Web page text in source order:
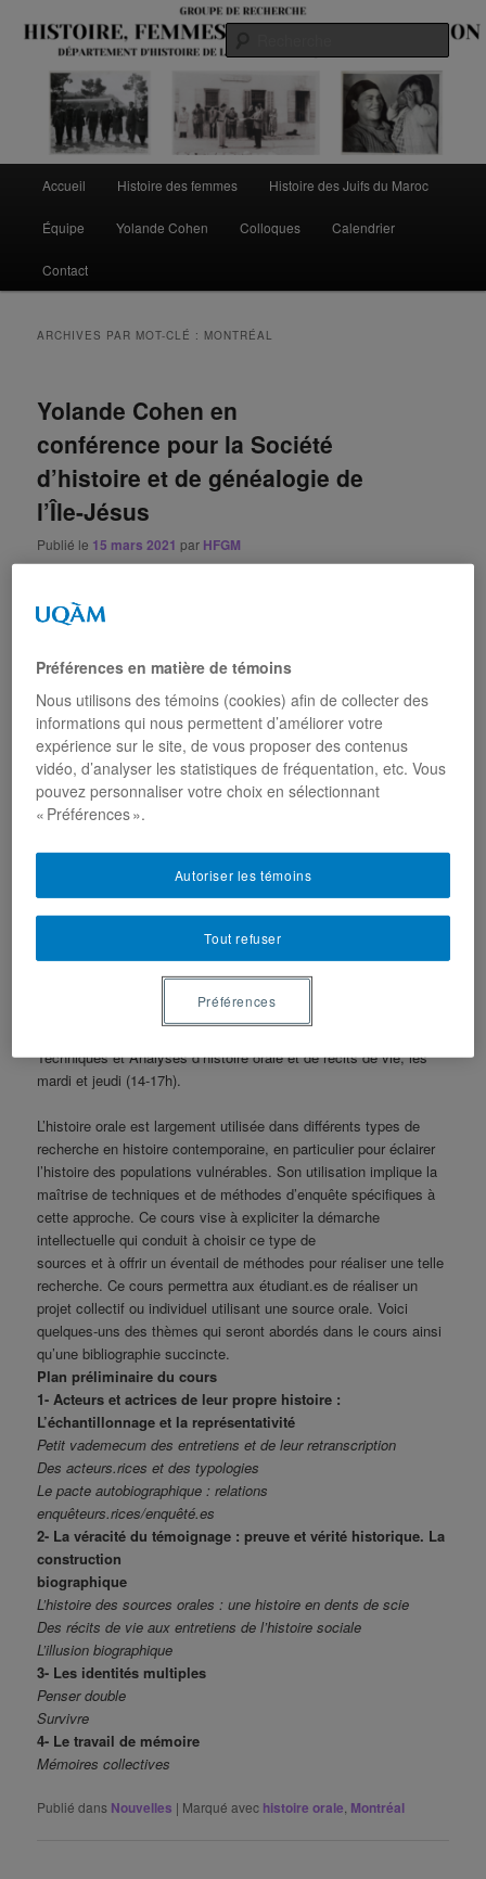
principal
secondaire
Accueil Histoire des femmes Histoire des Juifs du Maroc
Équipe Yolande Cohen Colloques Calendrier
Contact
ARCHIVES PAR MOT-CLÉ : MONTRÉAL
Yolande Cohen en
conférence pour la Société
d’histoire et de généalogie de
l’Île-Jésus
Publié le 15 mars 2021 par HFGM
conférence en ligne sur l’établissement des Juifs Sépharades à
impact dans la société canadienne , c’est par
Publié dansNouvelles|Marqué avecCommunauté juive
montréalaise,immigration,juif,juif séfarade,Montréal
Été 2019 : Nouveau cours
d’Histoire Orale à l’UQAM
(HIS4030-20) par Yolande
Cohen
HFGM
d’histoire de l’UQAM, proposera un nouveau cours d’Histoire
Techniques et Analyses d’histoire orale et de récits de vie, les
mardi et jeudi (14-17h).
L’histoire orale est largement utilisée dans différents types de
recherche en histoire contemporaine, en particulier pour éclairer
l’histoire des populations vulnérables. Son utilisation implique la
maîtrise de techniques et de méthodes d’enquête spécifiques à
cette approche. Ce cours vise à expliciter la démarche
intellectuelle qui conduit à choisir ce type de
sources et à offrir un éventail de méthodes pour réaliser une telle
recherche. Ce cours permettra aux étudiant.es de réaliser un
projet collectif ou individuel utilisant une source orale. Voici
quelques-uns des thèmes qui seront abordés dans le cours ainsi
qu’une bibliographie succincte.
Plan préliminaire du cours
1- Acteurs et actrices de leur propre histoire :
L’échantillonnage et la représentativité
Petit vademecum des entretiens et de leur retranscription
Des acteurs.rices et des typologies
Le pacte autobiographique : relations
enquêteurs.rices/enquêté.es
2- La véracité du témoignage : preuve et vérité historique. La
construction
biographique
L’histoire des sources orales : une histoire en dents de scie
Des récits de vie aux entretiens de l’histoire sociale
L’illusion biographique
3- Les identités multiples
Penser double
Survivre
4- Le travail de mémoire
Mémoires collectives
Publié dans Nouvelles | Marqué avec histoire orale Montréal
Préférences en matière de témoins
Nous utilisons des témoins (cookies) afin de collecter des
informations qui nous permettent d’améliorer votre
expérience sur le site, de vous proposer des contenus
vidéo, d’analyser les statistiques de fréquentation, etc. Vous
pouvez personnaliser votre choix en sélectionnant
« Préférences ».
Tout refuser
Autoriser les témoins
Préférences